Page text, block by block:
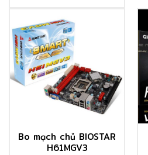
Bo mạch chủ BIOSTAR
H61MGV3